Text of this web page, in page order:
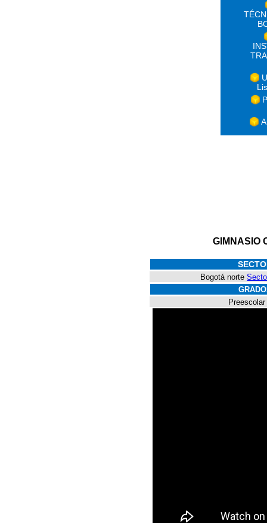
GIMNASIO
Bogotá norte
Preescolar